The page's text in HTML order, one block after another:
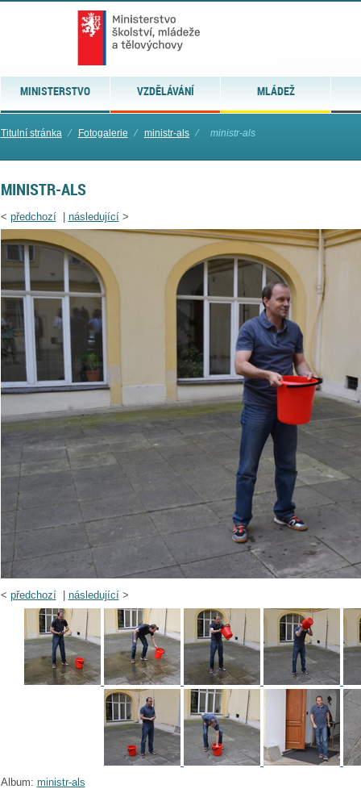
MINISTERSTVO VZDĚLÁVÁNÍ MLÁDEŽ
Titulní stránka ⁄ Fotogalerie ⁄ ministr-als ⁄ ministr-als
MINISTR-ALS
< předchozí| následující>
< předchozí| následující>
Album: ministr-als